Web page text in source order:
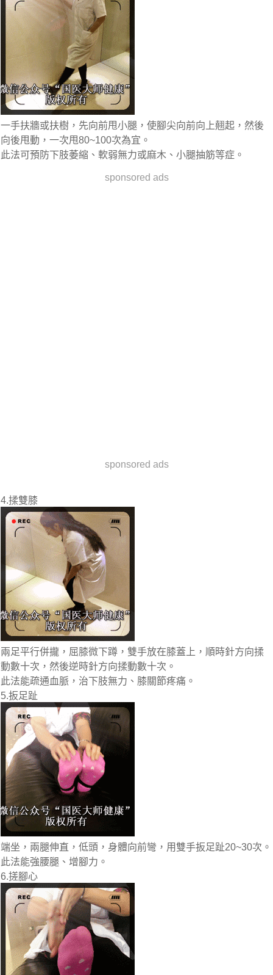
一手扶牆或扶樹，先向前甩小腿，使腳尖向前向上翹起，然後
向後甩動，一次甩80~100次為宜。
此法可預防下肢萎縮、軟弱無力或麻木、小腿抽筋等症。
sponsored ads
sponsored ads
4.揉雙膝
兩足平行併攏，屈膝微下蹲，雙手放在膝蓋上，順時針方向揉
動數十次，然後逆時針方向揉動數十次。
此法能疏通血脈，治下肢無力、膝關節疼痛。
5.扳足趾
端坐，兩腿伸直，低頭，身體向前彎，用雙手扳足趾20~30次。
此法能強腰腿、增腳力。
6.搓腳心